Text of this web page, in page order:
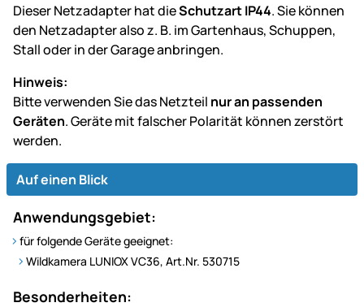
Dieser Netzadapter hat dieSchutzart IP44. Sie können
den Netzadapter also z. B. im Gartenhaus, Schuppen,
Stall oder in der Garage anbringen.
Hinweis:
Bitte verwenden Sie das Netzteil nur an passenden
Geräten. Geräte mit falscher Polarität können zerstört
werden.
Auf einen Blick
Anwendungsgebiet:
für folgende Geräte geeignet:
Wildkamera LUNIOX VC36, Art.Nr. 530715
Besonderheiten: